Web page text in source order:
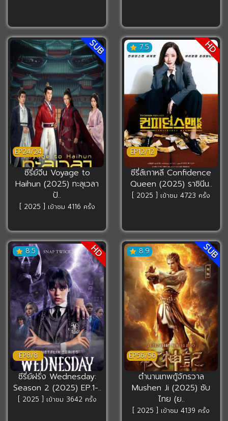
EP24/24
SUB
ซีรี่ย์จีน Voyage to
Haihun (2025) ทะลุเวลา
ปั..
[ 2025 ] เข้าชม 4116 ครั้ง
7.5
EP12/12
HD
ซีรี่ส์เกาหลี Confidence
Queen (2025) ราชินีน..
[ 2025 ] เข้าชม 4723 ครั้ง
8.5
EP8/8
HD
ซีรี่ย์ฝรั่ง Wednesday:
Season 2 (2025) EP.1-..
[ 2025 ] เข้าชม 3642 ครั้ง
8.9
EP56/56
SUB
ตำนานเทพกู้จักรวาล
Mushen Ji (2025) ซับ
ไทย (ย..
[ 2025 ] เข้าชม 4139 ครั้ง